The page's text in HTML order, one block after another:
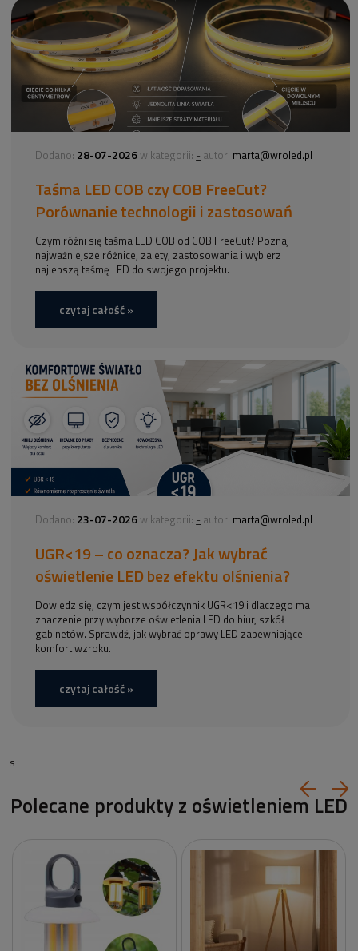
Dodano: 28-07-2026 w kategorii: - autor: marta@wroled.pl
Taśma LED COB czy COB FreeCut?
Porównanie technologii i zastosowań
Czym różni się taśma LED COB od COB FreeCut? Poznaj
najważniejsze różnice, zalety, zastosowania i wybierz
najlepszą taśmę LED do swojego projektu.
czytaj całość »
Dodano: 23-07-2026 w kategorii: - autor: marta@wroled.pl
UGR<19 – co oznacza? Jak wybrać
oświetlenie LED bez efektu olśnienia?
Dowiedz się, czym jest współczynnik UGR<19 i dlaczego ma
znaczenie przy wyborze oświetlenia LED do biur, szkół i
gabinetów. Sprawdź, jak wybrać oprawy LED zapewniające
komfort wzroku.
czytaj całość »
s
Polecane produkty z oświetleniem LED